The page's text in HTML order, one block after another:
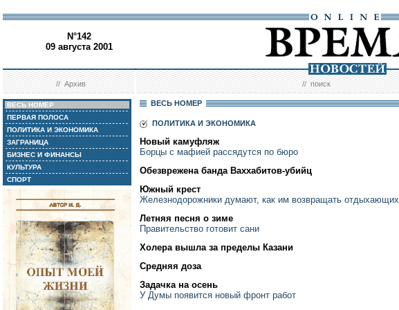
N°142
09 августа 2001
//Архив //поиск
ВЕСЬ НОМЕР
ПЕРВАЯ ПОЛОСА
ПОЛИТИКА И ЭКОНОМИКА
ЗАГРАНИЦА
БИЗНЕС И ФИНАНСЫ
КУЛЬТУРА
СПОРТ
ВЕСЬ НОМЕР
ПОЛИТИКА И ЭКОНОМИКА
Новый камуфляж
Борцы с мафией рассядутся по бюро
Обезврежена банда Ваххабитов-убийц
Южный крест
Железнодорожники думают, как им возвращать отдыхающих
Летняя песня о зиме
Правительство готовит сани
Холера вышла за пределы Казани
Средняя доза
Задачка на осень
У Думы появится новый фронт работ